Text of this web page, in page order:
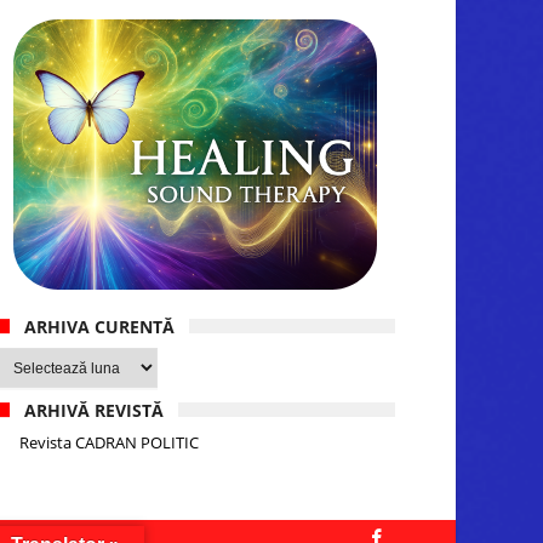
ARHIVA CURENTĂ
Arhiva
curentă
ARHIVĂ REVISTĂ
Revista CADRAN POLITIC